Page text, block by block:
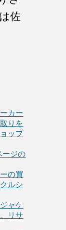
佐
カー
りを
ップ
ージの
の買
ルシ
ャケ
リサ